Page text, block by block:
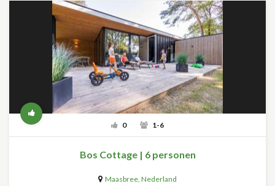
0 1-6
Bos Cottage | 6 personen
Maasbree, Nederland